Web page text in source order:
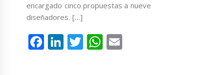
encargado cinco propuestas a nueve
diseñadores. […]
Facebook
LinkedIn
TwitterWhatsApp